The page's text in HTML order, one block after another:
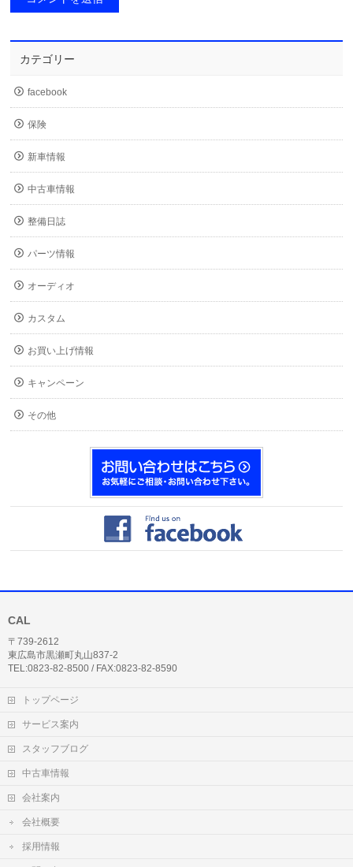
カテゴリー
facebook
保険
新車情報
中古車情報
整備日誌
パーツ情報
オーディオ
カスタム
お買い上げ情報
キャンペーン
その他
CAL
〒739-2612
東広島市黒瀬町丸山837-2
TEL:0823-82-8500 / FAX:0823-82-8590
トップページ
サービス案内
スタッフブログ
中古車情報
会社案内
会社概要
採用情報